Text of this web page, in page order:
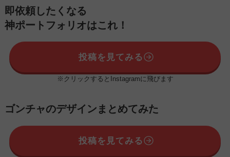
即依頼したくなる
神ポートフォリオはこれ！
投稿を見てみる
※クリックするとInstagramに飛びます
ゴンチャのデザインまとめてみた
投稿を見てみる